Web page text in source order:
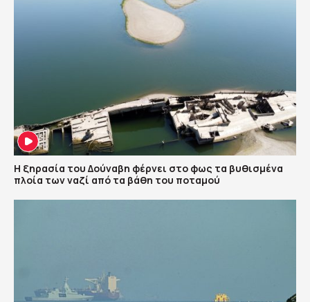
Η ξηρασία του Δούναβη φέρνει στο φως τα βυθισμένα
πλοία των ναζί από τα βάθη του ποταμού